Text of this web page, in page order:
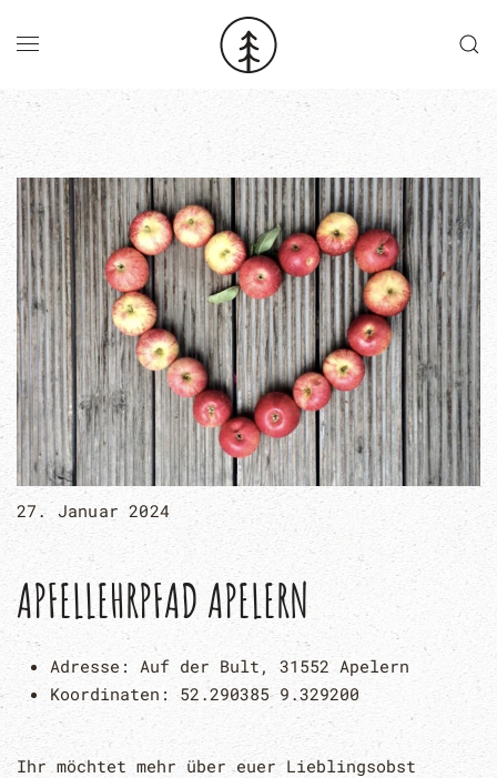
Skip to main content
27. Januar 2024
APFELLEHRPFAD APELERN
Adresse: Auf der Bult, 31552 Apelern
Koordinaten:52.290385 9.329200
Ihr möchtet mehr über euer Lieblingsobst